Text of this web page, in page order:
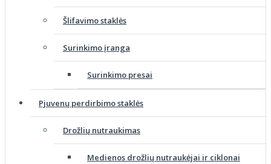
Šlifavimo staklės
Surinkimo įranga
Surinkimo presai
Pjuvenų perdirbimo staklės
Drožlių nutraukimas
Medienos drožlių nutraukėjai ir ciklonai